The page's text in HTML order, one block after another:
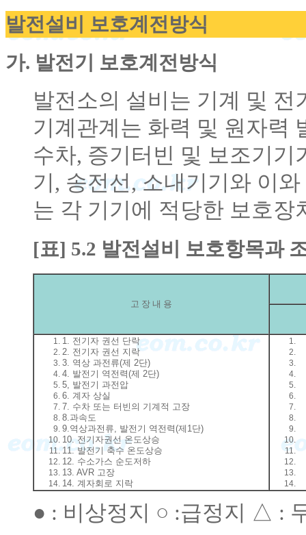
발전설비 보호계전방식
가. 발전기 보호계전방식
발전소의 설비는 기계 및 전
기계관계는 화력 및 원자력
수차, 증기터빈 및 보조기
기, 송전선, 소내기기와 이
는 각 기기에 적당한 보호장
[표] 5.2 발전설비 보호항목과
고 장 내 용
1. 전기자 권선 단락
2. 전기자 권선 지락
3. 역상 과전류(제 2단)
4. 발전기 역전력(제 2단)
5, 발전기 과전압
6. 계자 상실
7. 수차 또는 터빈의 기계적 고장
8.과속도
9.역상과전류, 발전기 역전력(제1단)
10. 전기자권선 온도상승
11. 발전기 축수 온도상승
12. 수소가스 순도저하
13. AVR 고장
14. 계자회로 지락
● : 비상정지 ○ :급정지 △ :